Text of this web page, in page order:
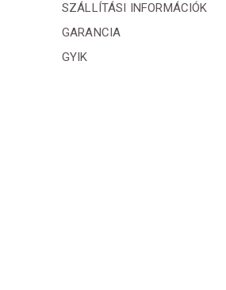
SZÁLLÍTÁSI INFORMÁCIÓK
GARANCIA
GYIK